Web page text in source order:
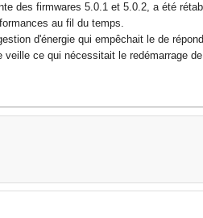
des firmwares 5.0.1 et 5.0.2, a été
au fil du temps.
d'énergie qui empêchait le de
ce qui nécessitait le redémarrage de